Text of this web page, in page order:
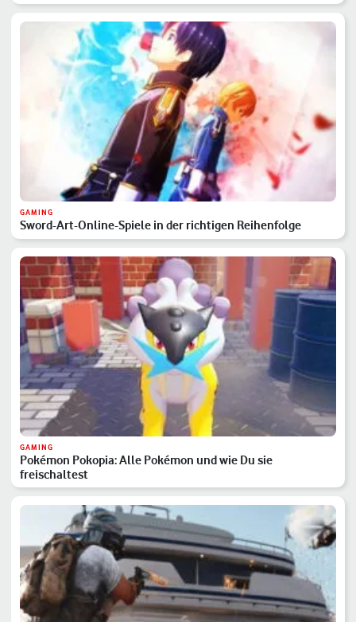
GAMING
Sword-Art-Online-Spiele in der richtigen Reihenfolge
GAMING
Pokémon Pokopia: Alle Pokémon und wie Du sie
freischaltest